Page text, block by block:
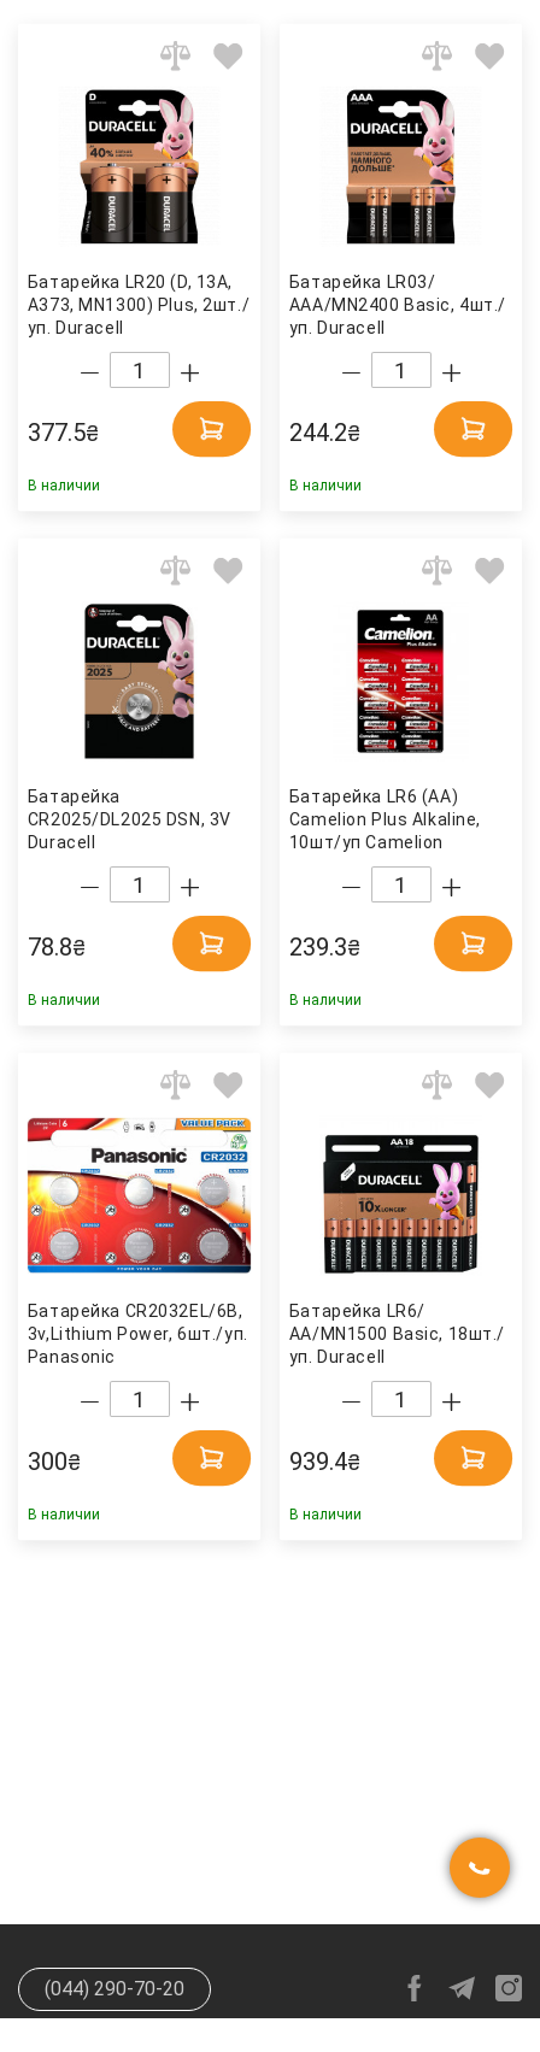
Батарейка LR20 (D, 13A,
A373, MN1300) Plus, 2шт./
уп. Duracell
377.5₴
В наличии
Батарейка LR03/
ААА/MN2400 Basic, 4шт./
уп. Duracell
244.2₴
В наличии
Батарейка
CR2025/DL2025 DSN, 3V
Duracell
78.8₴
В наличии
Батарейка LR6 (AA)
Camelion Plus Alkaline,
10шт/уп Camelion
239.3₴
В наличии
Батарейка CR2032EL/6B,
3v,Lithium Power, 6шт./уп.
Panasonic
300₴
В наличии
Батарейка LR6/
АА/MN1500 Basic, 18шт./
уп. Duracell
939.4₴
В наличии
(044) 290-70-20